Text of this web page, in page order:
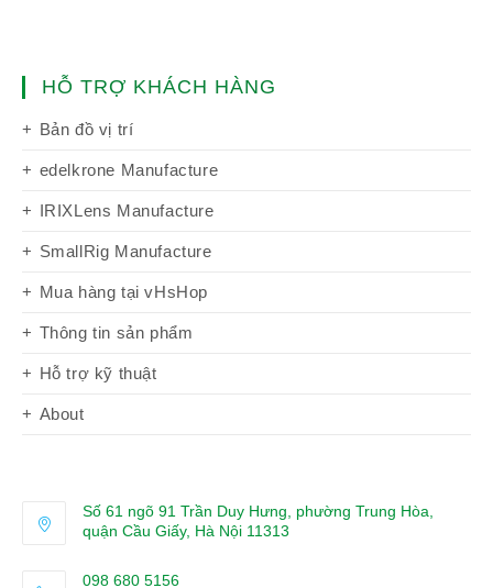
HỖ TRỢ KHÁCH HÀNG
Bản đồ vị trí
edelkrone Manufacture
IRIXLens Manufacture
SmallRig Manufacture
Mua hàng tại vHsHop
Thông tin sản phẩm
Hỗ trợ kỹ thuật
About
Số 61 ngõ 91 Trần Duy Hưng, phường Trung Hòa,
quận Cầu Giấy, Hà Nội 11313
098 680 5156